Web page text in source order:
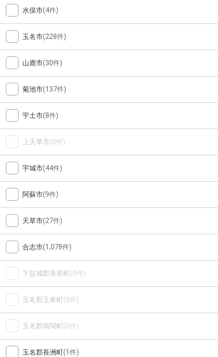
水俣市(4件)
玉名市(228件)
山鹿市(30件)
菊池市(137件)
宇土市(8件)
上天草市(0件)
宇城市(44件)
阿蘇市(9件)
天草市(27件)
合志市(1,078件)
下益城郡美里町(0件)
玉名郡玉東町(0件)
玉名郡南関町(0件)
玉名郡長洲町(1件)